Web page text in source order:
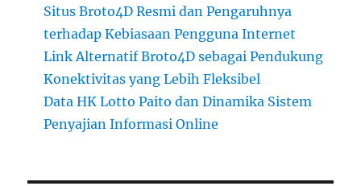
Situs Broto4D Resmi dan Pengaruhnya
terhadap Kebiasaan Pengguna Internet
Link Alternatif Broto4D sebagai Pendukung
Konektivitas yang Lebih Fleksibel
Data HK Lotto Paito dan Dinamika Sistem
Penyajian Informasi Online